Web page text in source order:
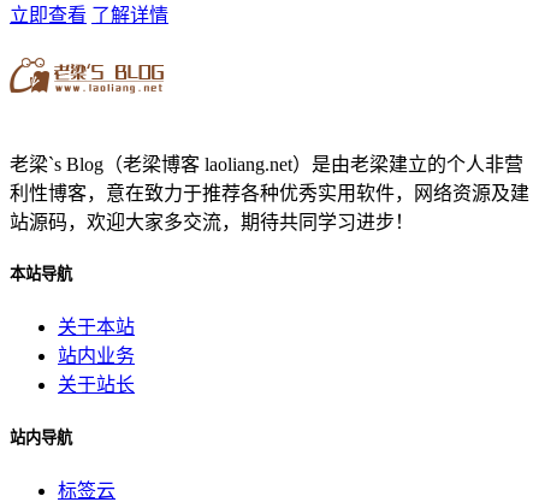
立即查看 了解详情
老梁`s Blog（老梁博客 laoliang.net）是由老梁建立的个人非营
利性博客，意在致力于推荐各种优秀实用软件，网络资源及建
站源码，欢迎大家多交流，期待共同学习进步！
本站导航
关于本站
站内业务
关于站长
站内导航
标签云